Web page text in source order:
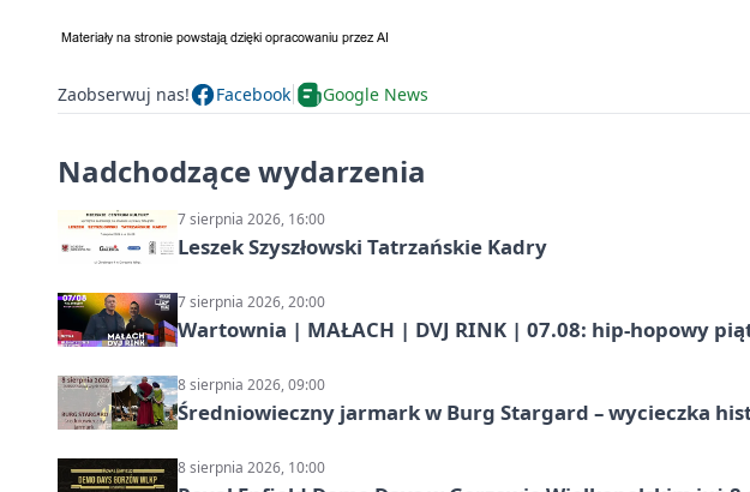
Zaobserwuj nas! Facebook Google News
Nadchodzące wydarzenia
7 sierpnia 2026, 16:00
Leszek Szyszłowski Tatrzańskie Kadry
7 sierpnia 2026, 20:00
Wartownia | MAŁACH | DVJ RINK | 07.08: hip-hopowy
8 sierpnia 2026, 09:00
Średniowieczny jarmark w Burg Stargard – wycieczka
8 sierpnia 2026, 10:00